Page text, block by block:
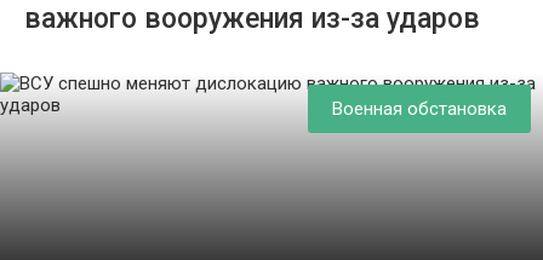
важного вооружения из-за ударов
Военная обстановка